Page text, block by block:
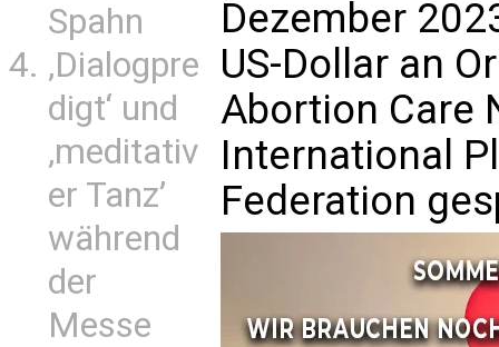
Spahn
‚Dialogpre
digt‘ und
‚meditativ
er Tanz’
während
der
Messe
Dezember
US-Dollar an
Abortion Care
International
Federation